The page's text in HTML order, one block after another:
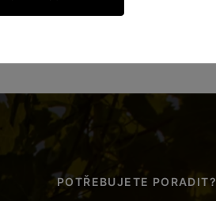
POTŘEBUJETE PORADIT?